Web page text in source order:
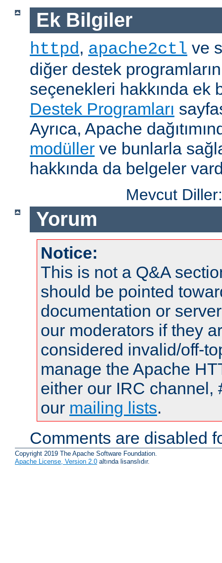
Ek Bilgiler
httpd, apache2ctl ve
diğer destek
seçenekleri hakkında ek
Destek Programları
Ayrıca, Apache
modüller ve bunlarla
hakkında da belgeler
Mevcut
Yorum
Notice:
This is not a Q&A
should be pointed
documentation or
our moderators if they
considered invalid/off-
manage the Apache
either our IRC channel,
our mailing lists.
Comments are disabled
Copyright 2019 The Apache Software Foundation.
Apache License, Version 2.0 altında lisanslıdır.